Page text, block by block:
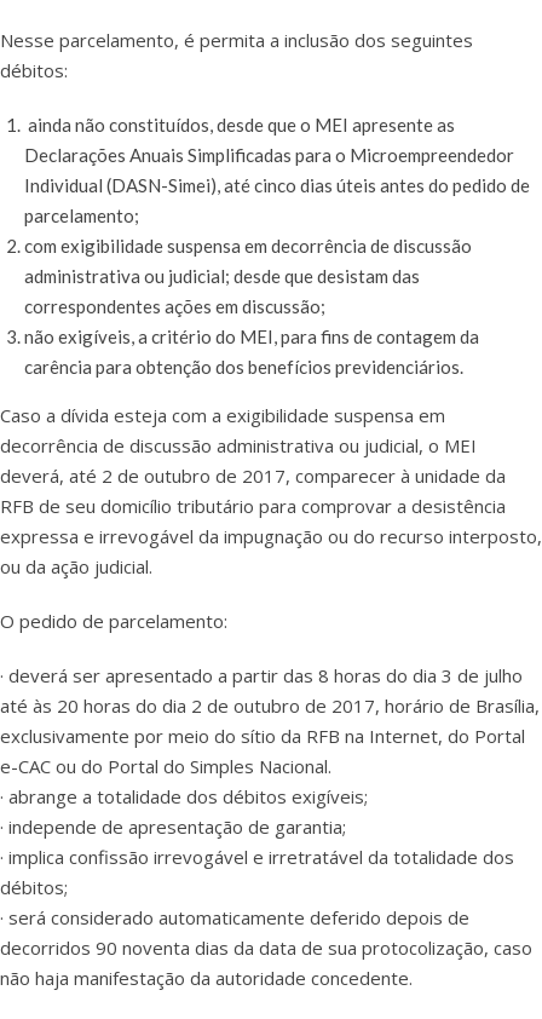
Nesse parcelamento, é permita a inclusão dos seguintes
débitos:
ainda não constituídos, desde que o MEI apresente as
Declarações Anuais Simplificadas para o Microempreendedor
Individual (DASN-Simei), até cinco dias úteis antes do pedido de
parcelamento;
com exigibilidade suspensa em decorrência de discussão
administrativa ou judicial; desde que desistam das
correspondentes ações em discussão;
não exigíveis, a critério do MEI, para fins de contagem da
carência para obtenção dos benefícios previdenciários.
Caso a dívida esteja com a exigibilidade suspensa em
decorrência de discussão administrativa ou judicial, o MEI
deverá, até 2 de outubro de 2017, comparecer à unidade da
RFB de seu domicílio tributário para comprovar a desistência
expressa e irrevogável da impugnação ou do recurso interposto,
ou da ação judicial.
O pedido de parcelamento:
· deverá ser apresentado a partir das 8 horas do dia 3 de julho
até às 20 horas do dia 2 de outubro de 2017, horário de Brasília,
exclusivamente por meio do sítio da RFB na Internet, do Portal
e-CAC ou do Portal do Simples Nacional.
· abrange a totalidade dos débitos exigíveis;
· independe de apresentação de garantia;
· implica confissão irrevogável e irretratável da totalidade dos
débitos;
· será considerado automaticamente deferido depois de
decorridos 90 noventa dias da data de sua protocolização, caso
não haja manifestação da autoridade concedente.